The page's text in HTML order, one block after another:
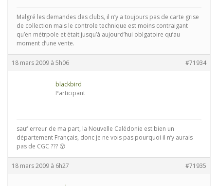
Malgré les demandes des clubs, il n’y a toujours pas de carte grise
de collection mais le controle technique est moins contraigant
qu’en métrpole et était jusqu’à aujourd’hui oblgatoire qu’au
moment d’une vente.
18 mars 2009 à 5h06 #71934
blackbird
Participant
sauf erreur de ma part, la Nouvelle Calédonie est bien un
département Français, donc je ne vois pas pourquoi il n’y aurais
pas de CGC ??? 😮
18 mars 2009 à 6h27 #71935